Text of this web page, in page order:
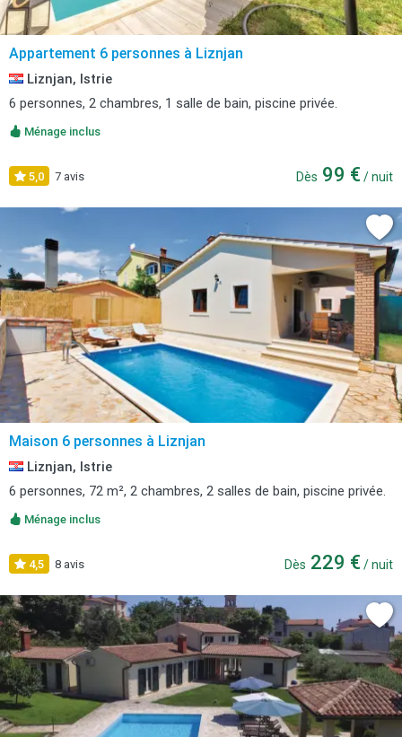
Appartement 6 personnes à Liznjan
Liznjan, Istrie
6 personnes, 2 chambres, 1 salle de bain, piscine privée.
Ménage inclus
5,0 7 avis Dès 99 € / nuit
Maison 6 personnes à Liznjan
Liznjan, Istrie
6 personnes, 72 m², 2 chambres, 2 salles de bain, piscine privée.
Ménage inclus
4,5 8 avis Dès 229 € / nuit